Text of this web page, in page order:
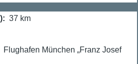
37 km
Flughafen München „Franz Josef